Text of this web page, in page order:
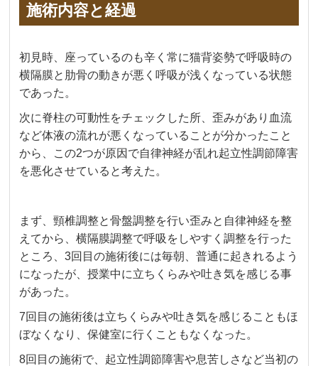
施術内容と経過
初見時、座っているのも辛く常に猫背姿勢で呼吸時の
横隔膜と肋骨の動きが悪く呼吸が浅くなっている状態
であった。
次に脊柱の可動性をチェックした所、歪みがあり血流
など体液の流れが悪くなっていることが分かったこと
から、この2つが原因で自律神経が乱れ起立性調節障害
を悪化させていると考えた。
まず、頸椎調整と骨盤調整を行い歪みと自律神経を整
えてから、横隔膜調整で呼吸をしやすく調整を行った
ところ、3回目の施術後には毎朝、普通に起きれるよう
になったが、授業中に立ちくらみや吐き気を感じる事
があった。
7回目の施術後は立ちくらみや吐き気を感じることもほ
ぼなくなり、保健室に行くこともなくなった。
8回目の施術で、起立性調節障害や息苦しさなど当初の